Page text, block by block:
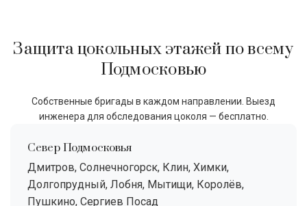
Защита цокольных этажей по всему
Подмосковью
Собственные бригады в каждом направлении. Выезд
инженера для обследования цоколя — бесплатно.
Север Подмосковья
Дмитров, Солнечногорск, Клин, Химки,
Долгопрудный, Лобня, Мытищи, Королёв,
Пушкино, Сергиев Посад